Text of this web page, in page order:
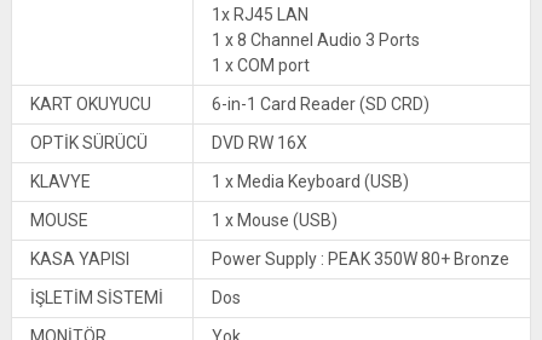
1x RJ45 LAN
1 x 8 Channel Audio 3 Ports
1 x COM port
KART OKUYUCU
6-in-1 Card Reader (SD CRD)
OPTİK SÜRÜCÜ
DVD RW 16X
KLAVYE
1 x Media Keyboard (USB)
MOUSE
1 x Mouse (USB)
KASA YAPISI
Power Supply : PEAK 350W 80+ Bronze
İŞLETİM SİSTEMİ
Dos
MONİTÖR
Yok